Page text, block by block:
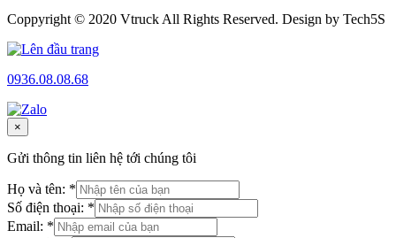
Coppyright © 2020 Vtruck All Rights Reserved. Design by Tech5S
0936.08.08.68
×
Gửi thông tin liên hệ tới chúng tôi
Họ và tên: *
Số điện thoại: *
Email: *